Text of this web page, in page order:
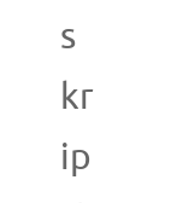
s
kr
ip